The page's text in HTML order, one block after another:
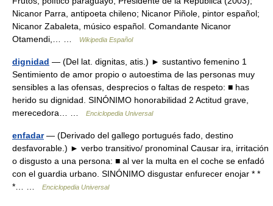
Nicanor Parra, antipoeta chileno; Nicanor Piñole, pintor español;
Nicanor Zabaleta, músico español. Comandante Nicanor
Otamendi,… …
Wikipedia Español
dignidad — (Del lat. dignitas, atis.) ► sustantivo femenino 1
Sentimiento de amor propio o autoestima de las personas muy
sensibles a las ofensas, desprecios o faltas de respeto: ■ has
herido su dignidad. SINÓNIMO honorabilidad 2 Actitud grave,
merecedora… …
Enciclopedia Universal
enfadar— (Derivado del gallego portugués fado, destino
desfavorable.) ► verbo transitivo/ pronominal Causar ira, irritación
o disgusto a una persona: ■ al ver la multa en el coche se enfadó
con el guardia urbano. SINÓNIMO disgustar enfurecer enojar * *
*… …
Enciclopedia Universal